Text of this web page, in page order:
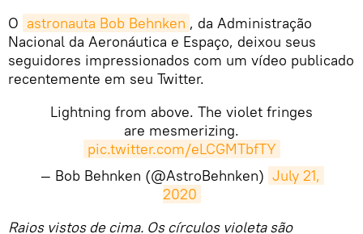
O astronauta Bob Behnken , da Administração
Nacional da Aeronáutica e Espaço, deixou seus
seguidores impressionados com um vídeo publicado
recentemente em seu Twitter.
Lightning from above. The violet fringes
are mesmerizing.
pic.twitter.com/eLCGMTbfTY
— Bob Behnken (@AstroBehnken) July 21,
2020
​Raios vistos de cima. Os círculos violeta são